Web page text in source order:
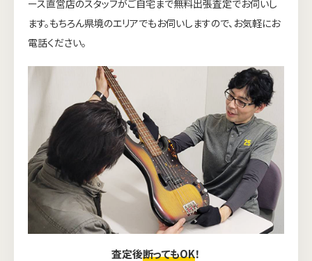
ース直営店のスタッフがご自宅まで無料出張査定でお伺いし
ます。もちろん県境のエリアでもお伺いしますので、お気軽にお
電話ください。
査定後断ってもOK！